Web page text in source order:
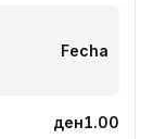
Fecha
ден1.00